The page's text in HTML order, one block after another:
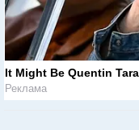
It Might Be Quentin
Реклама